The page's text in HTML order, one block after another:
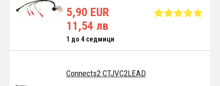
5,90 EUR
11,54 лв
1 до 4 седмици
Connects2 CTJVC2LEAD